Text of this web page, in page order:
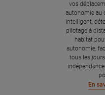
vos
autonomie au
intelligent,
pilotage à
habitat
autonomie,
tous les
En